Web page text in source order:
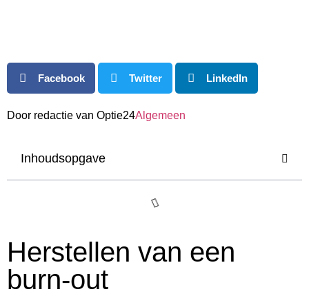
Facebook Twitter LinkedIn
Door redactie van Optie24Algemeen
Inhoudsopgave
Herstellen van een
burn-out